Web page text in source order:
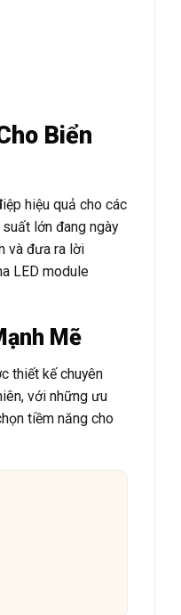
Biển
hiệu quả cho các
lớn đang ngày
và đưa ra lời
LED module
Mẽ
thiết kế chuyên
với những ưu
tiềm năng cho